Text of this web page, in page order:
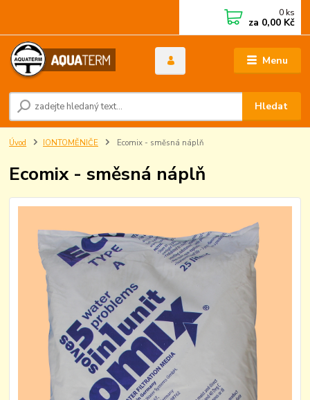
Menu
Hledat
0 ks
za 0,00 Kč
Úvod IONTOMĚNIČE Ecomix - směsná náplň
Ecomix - směsná náplň